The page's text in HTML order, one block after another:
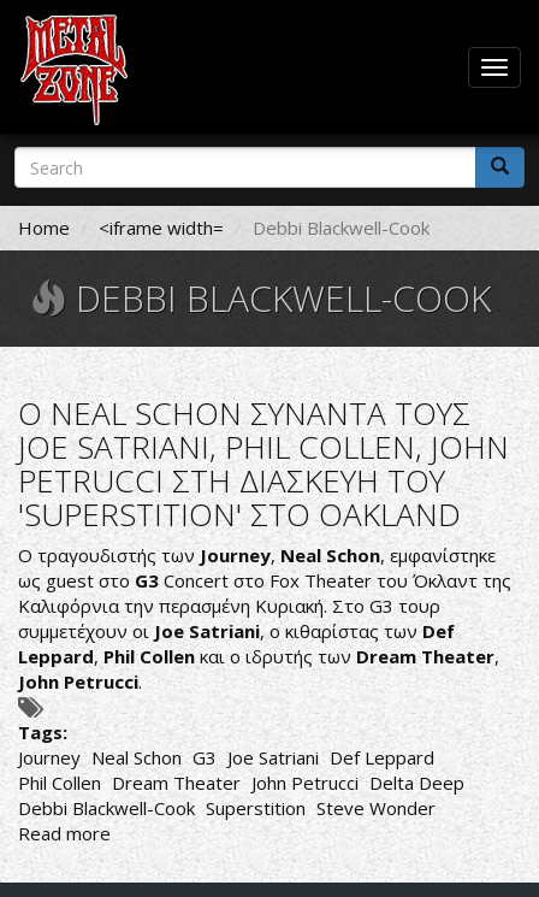
Skip
main
content
Search
form
Search
Home <iframe width= Debbi Blackwell-Cook
DEBBI BLACKWELL-COOK
Ο NEAL SCHON ΣΥΝΑΝΤΑ ΤΟΥΣ
JOE SATRIANI, PHIL COLLEN, JOHN
PETRUCCI ΣΤΗ ΔΙΑΣΚΕΥΗ ΤΟΥ
'SUPERSTITION' ΣΤΟ OAKLAND
Ο τραγουδιστής τωνJourney, Neal Schon, εμφανίστηκε
ως guest στοG3Concert στο Fox Theater του Όκλαντ της
Καλιφόρνια την περασμένη Κυριακή. Στο G3 τουρ
συμμετέχουν οι Joe Satriani, ο κιθαρίστας τωνDef
Leppard,Phil Collenκαι ο ιδρυτής των Dream Theater,
John Petrucci.
Tags:
Journey Neal Schon G3 Joe Satriani Def Leppard
Phil Collen Dream Theater John Petrucci Delta Deep
Debbi Blackwell-Cook Superstition Steve Wonder
Read more about
Ο
NEAL